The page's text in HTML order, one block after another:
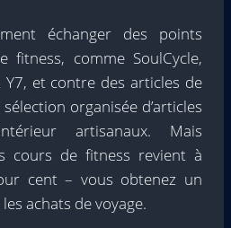
échanger des points
fitness, comme SoulCycle,
Y7, et contre des articles de
organisée d’articles
artisanaux. Mais
cours de fitness revient à
cent – vous obtenez un
achats de voyage.